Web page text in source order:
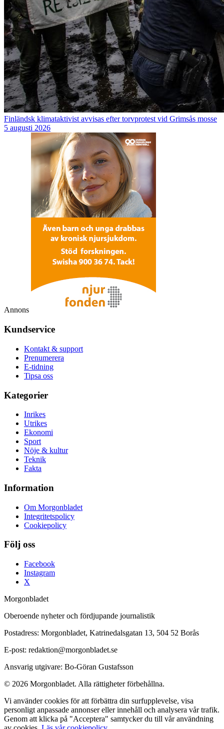
Finländsk klimataktivist avvisas efter torvprotest vid Grimsås mosse
5 augusti 2026
Annons
Kundservice
Kontakt & support
Prenumerera
E-tidning
Tipsa oss
Kategorier
Inrikes
Utrikes
Ekonomi
Sport
Nöje & kultur
Teknik
Fakta
Information
Om Morgonbladet
Integritetspolicy
Cookiepolicy
Följ oss
Facebook
Instagram
X
Morgonbladet
Oberoende nyheter och fördjupande journalistik
Postadress: Morgonbladet, Katrinedalsgatan 13, 504 52 Borås
E-post: redaktion@morgonbladet.se
Ansvarig utgivare: Bo-Göran Gustafsson
© 2026 Morgonbladet. Alla rättigheter förbehållna.
Vi använder cookies för att förbättra din surfupplevelse, visa
personligt anpassade annonser eller innehåll och analysera vår trafik.
Genom att klicka på "Acceptera" samtycker du till vår användning